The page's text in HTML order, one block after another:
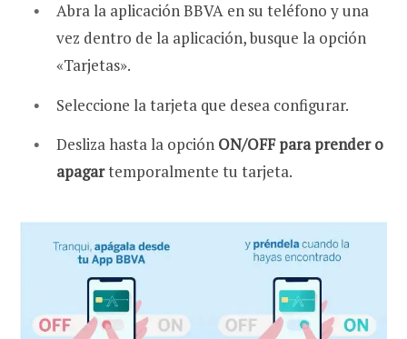
Abra la aplicación BBVA en su teléfono y una
vez dentro de la aplicación, busque la opción
«Tarjetas».
Seleccione la tarjeta que desea configurar.
Desliza hasta la opción ON/OFF para prender o
apagartemporalmente tu tarjeta.